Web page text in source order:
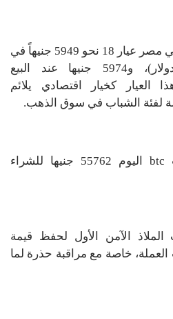
بلغت أسعار الذهب اليوم في مصر عيار 18 نحو 5949 جنيهاً في
حالة الشراء (112.32 دولار)، و5974 جنيها عند البيع
هذا العيار كخيار اقتصادي يلائم
لفئة الشباب في سوق الذهب.
سجل سعر الجنيه الذهب btc اليوم 55762 جنيها للشراء
الآمن الأول لحفظ قيمة
العملة، خاصة مع مراقبة حذرة لما